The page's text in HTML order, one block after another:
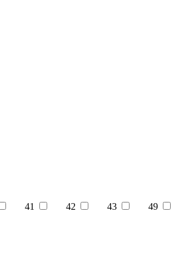
41 42 43 49